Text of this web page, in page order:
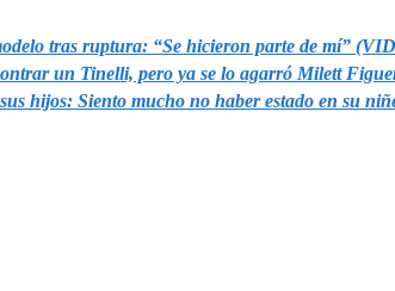
tras ruptura: “Se hicieron parte de mí”
un Tinelli, pero ya se lo agarró Milett
hijos: Siento mucho no haber estado en su